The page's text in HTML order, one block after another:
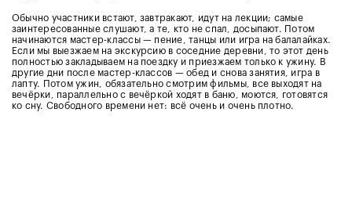
Обычно участники встают, завтракают, идут на лекции; самые
заинтересованные слушают, а те, кто не спал, досыпают. Потом
начинаются мастер-классы — пение, танцы или игра на балалайках.
Если мы выезжаем на экскурсию в соседние деревни, то этот день
полностью закладываем на поездку и приезжаем только к ужину. В
другие дни после мастер-классов — обед и снова занятия, игра в
лапту. Потом ужин, обязательно смотрим фильмы, все выходят на
вечёрки, параллельно с вечёркой ходят в баню, моются, готовятся
ко сну. Свободного времени нет: всё очень и очень плотно.